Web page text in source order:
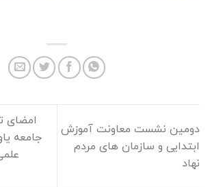
دومین نشست معاونت آموزش
ابتدایی و سازمان های مردم
نهاد
امضای
جامعه